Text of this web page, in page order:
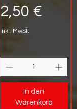
Preis
2,50 €
inkl. MwSt.
In den
Warenkorb